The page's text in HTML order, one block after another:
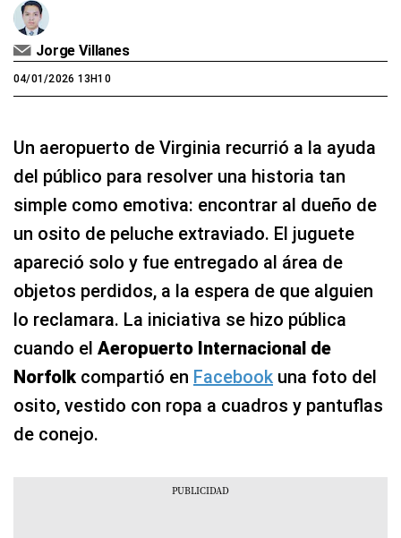
Jorge Villanes
04/01/2026 13H10
Un aeropuerto de Virginia recurrió a la ayuda
del público para resolver una historia tan
simple como emotiva: encontrar al dueño de
un osito de peluche extraviado. El juguete
apareció solo y fue entregado al área de
objetos perdidos, a la espera de que alguien
lo reclamara. La iniciativa se hizo pública
cuando el Aeropuerto Internacional de
Norfolk compartió en Facebook una foto del
osito, vestido con ropa a cuadros y pantuflas
de conejo.